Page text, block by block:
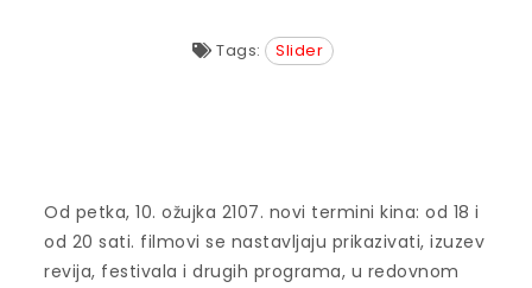
Tags: Slider
Od petka, 10. ožujka 2107. novi termini kina: od 18 i
od 20 sati. filmovi se nastavljaju prikazivati, izuzev
revija, festivala i drugih programa, u redovnom